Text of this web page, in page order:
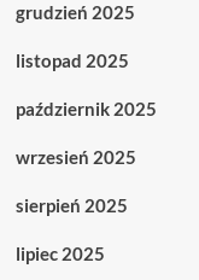
grudzień 2025
listopad 2025
październik 2025
wrzesień 2025
sierpień 2025
lipiec 2025